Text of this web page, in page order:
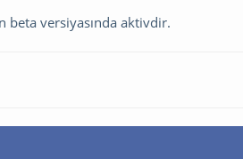
versiyasında aktivdir.